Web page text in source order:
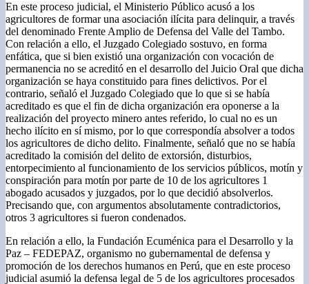
En este proceso judicial, el Ministerio Público acusó a los
agricultores de formar una asociación ilícita para delinquir, a través
del denominado Frente Amplio de Defensa del Valle del Tambo.
Con relación a ello, el Juzgado Colegiado sostuvo, en forma
enfática, que si bien existió una organización con vocación de
permanencia no se acreditó en el desarrollo del Juicio Oral que dicha
organización se haya constituido para fines delictivos. Por el
contrario, señaló el Juzgado Colegiado que lo que si se había
acreditado es que el fin de dicha organización era oponerse a la
realización del proyecto minero antes referido, lo cual no es un
hecho ilícito en sí mismo, por lo que correspondía absolver a todos
los agricultores de dicho delito. Finalmente, señaló que no se había
acreditado la comisión del delito de extorsión, disturbios,
entorpecimiento al funcionamiento de los servicios públicos, motín y
conspiración para motín por parte de 10 de los agricultores 1
abogado acusados y juzgados, por lo que decidió absolverlos.
Precisando que, con argumentos absolutamente contradictorios,
otros 3 agricultores si fueron condenados.
En relación a ello, la Fundación Ecuménica para el Desarrollo y la
Paz – FEDEPAZ, organismo no gubernamental de defensa y
promoción de los derechos humanos en Perú, que en este proceso
judicial asumió la defensa legal de 5 de los agricultores procesados